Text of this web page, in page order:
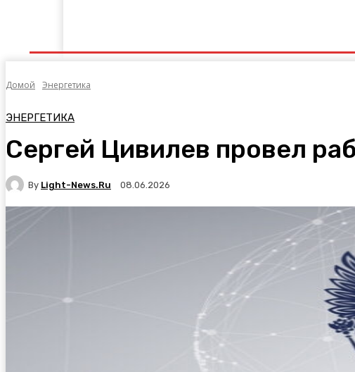
Домой Энергетика
ЭНЕРГЕТИКА
Сергей Цивилев провел
By Light-News.ru 08.06.2026